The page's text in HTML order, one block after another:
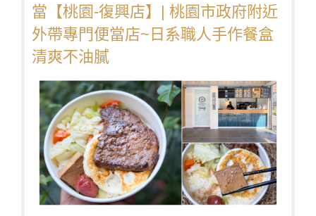
當【桃園-復興店】| 桃園市政府附近
外帶專門便當店~日系職人手作餐盒
清爽不油膩